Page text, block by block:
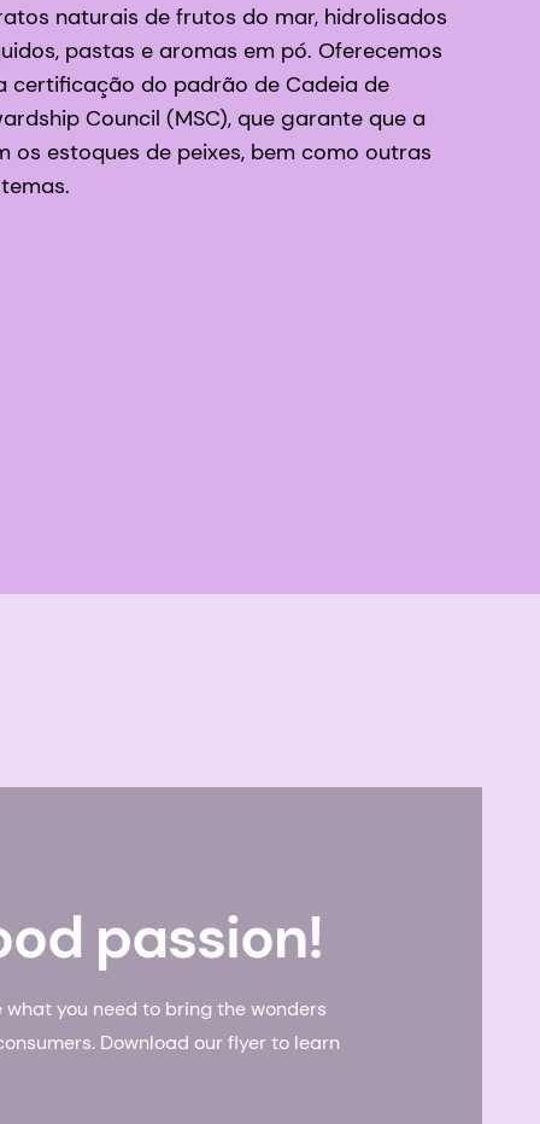
naturais de frutos do mar, hidrolisados
pastas e aromas em pó. Oferecemos
certificação do padrão de Cadeia de
Council (MSC), que garante que a
os estoques de peixes, bem como outras
passion!
you need to bring the wonders
Download our flyer to learn